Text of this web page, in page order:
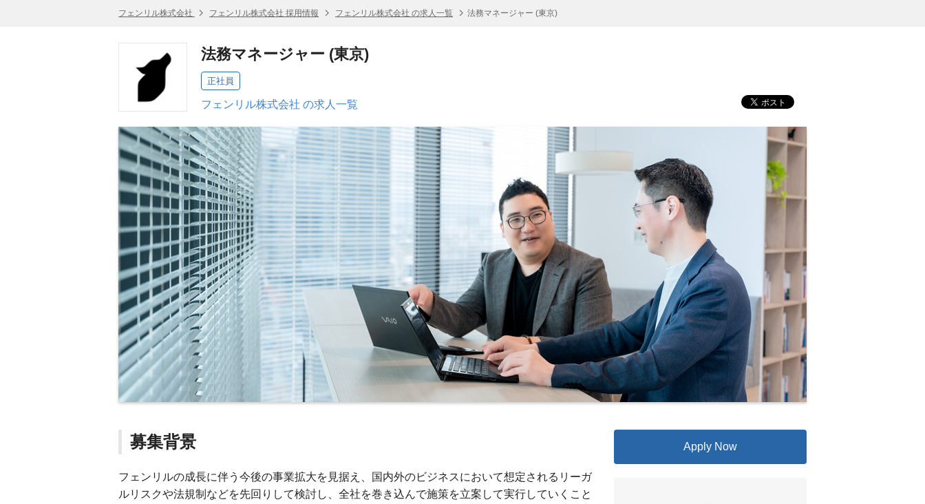
フェンリル株式会社 フェンリル株式会社 採用情報 フェンリル株式会社 の求人一覧 法務マネージャー (東京)
法務マネージャー (東京)
正社員
フェンリル株式会社 の求人一覧
募集背景
フェンリルの成長に伴う今後の事業拡大を見据え、国内外のビジネスにおいて想定されるリーガ
ルリスクや法規制などを先回りして検討し、全社を巻き込んで施策を立案して実行していくこと
Apply Now